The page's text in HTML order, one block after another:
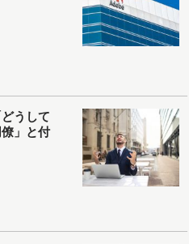
うして
」と付